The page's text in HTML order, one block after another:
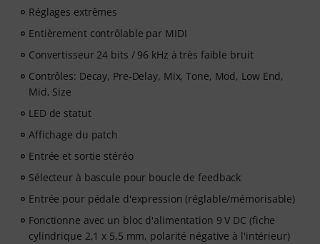
Réglages extrêmes
Entièrement contrôlable par MIDI
Convertisseur 24 bits / 96 kHz à très faible bruit
Contrôles: Decay, Pre-Delay, Mix, Tone, Mod, Low End,
Mid, Size
LED de statut
Affichage du patch
Entrée et sortie stéréo
Sélecteur à bascule pour boucle de feedback
Entrée pour pédale d'expression (réglable/mémorisable)
Fonctionne avec un bloc d'alimentation 9 V DC (fiche
cylindrique 2,1 x 5,5 mm, polarité négative à l'intérieur)